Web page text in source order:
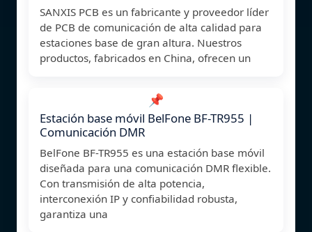
SANXIS PCB es un fabricante y proveedor líder
de PCB de comunicación de alta calidad para
estaciones base de gran altura. Nuestros
productos, fabricados en China, ofrecen un
📌
Estación base móvil BelFone BF-TR955 |
Comunicación DMR
BelFone BF-TR955 es una estación base móvil
diseñada para una comunicación DMR flexible.
Con transmisión de alta potencia,
interconexión IP y confiabilidad robusta,
garantiza una